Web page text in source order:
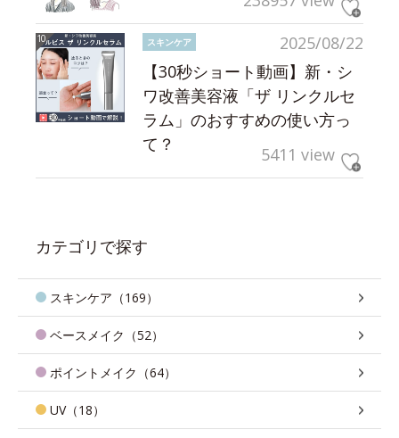
2025/08/22
スキンケア
【30秒ショート動画】新・シ
ワ改善美容液「ザ リンクルセ
ラム」のおすすめの使い方っ
て？
5411 view
カテゴリで探す
スキンケア（169）
ベースメイク（52）
ポイントメイク（64）
UV（18）